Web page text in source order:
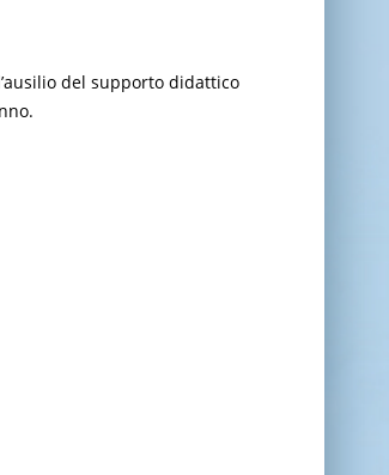
del supporto didattico